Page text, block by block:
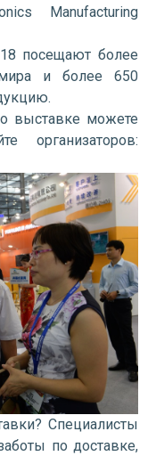
Manufacturing
посещают более
и более 650
выставке можете
организаторов:
Специалисты
по доставке,